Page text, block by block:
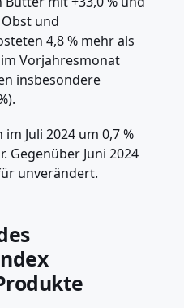
und
4,8 % mehr als
im Vorjahresmonat
insbesondere
Juli 2024 um 0,7 %
Gegenüber Juni 2024
unverändert.